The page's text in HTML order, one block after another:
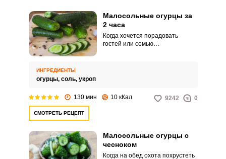
Малосольные огурцы за
2 часа
Когда хочется порадовать
гостей или семью
простой и быстрый, и при этом
ИНГРЕДИЕНТЫ
огурцы, соль, укроп
130 мин 10 кКал 9242 0
СМОТРЕТЬ РЕЦЕПТ
Малосольные огурцы с
чесноком
Когда на обед охота похрустеть